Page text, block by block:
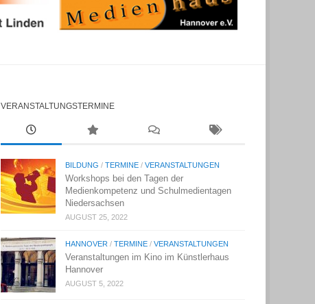
VERANSTALTUNGSTERMINE
BILDUNG /TERMINE /VERANSTALTUNGEN
Workshops bei den Tagen der
Medienkompetenz und Schulmedientagen
Niedersachsen
AUGUST 25, 2022
HANNOVER /TERMINE /VERANSTALTUNGEN
Veranstaltungen im Kino im Künstlerhaus
Hannover
AUGUST 5, 2022